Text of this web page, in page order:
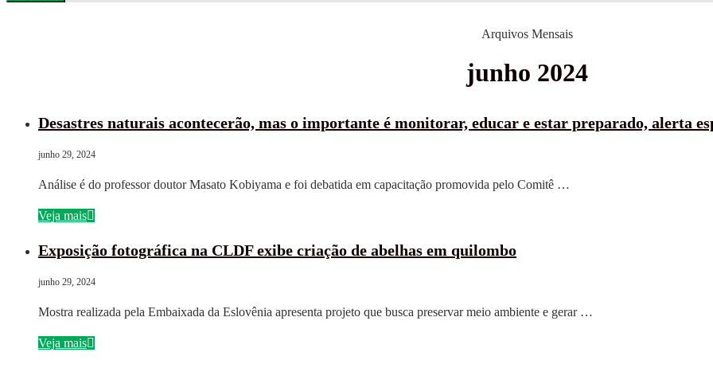
Arquivos Mensais
junho 2024
Desastres naturais acontecerão, mas o importante é monitorar, educar e estar preparado, alerta
junho 29, 2024
Análise é do professor doutor Masato Kobiyama e foi debatida em capacitação promovida pelo Comitê …
Veja mais
Exposição fotográfica na CLDF exibe criação de abelhas em quilombo
junho 29, 2024
Mostra realizada pela Embaixada da Eslovênia apresenta projeto que busca preservar meio ambiente e gerar …
Veja mais